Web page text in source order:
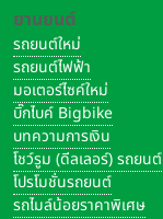
ยานยนต์
รถยนต์ใหม่
รถยนต์ไฟฟ้า
มอเตอร์ไซค์ใหม่
บิ๊กไบค์ Bigbike
บทความการเงิน
โชว์รูม (ดีลเลอร์) รถยนต์
โปรโมชั่นรถยนต์
รถไมล์น้อยราคาพิเศษ